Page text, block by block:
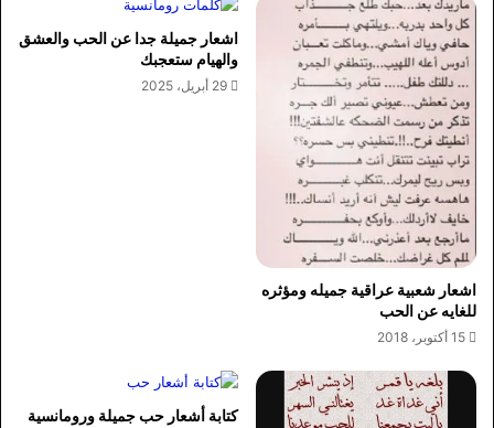
اشعار شعبية عراقية جميله ومؤثره
للغايه عن الحب
15 أكتوبر، 2018
اشعار جميلة جدا عن الحب والعشق
والهيام ستعجبك
29 أبريل، 2025
كتابة أشعار حب جميلة ورومانسية